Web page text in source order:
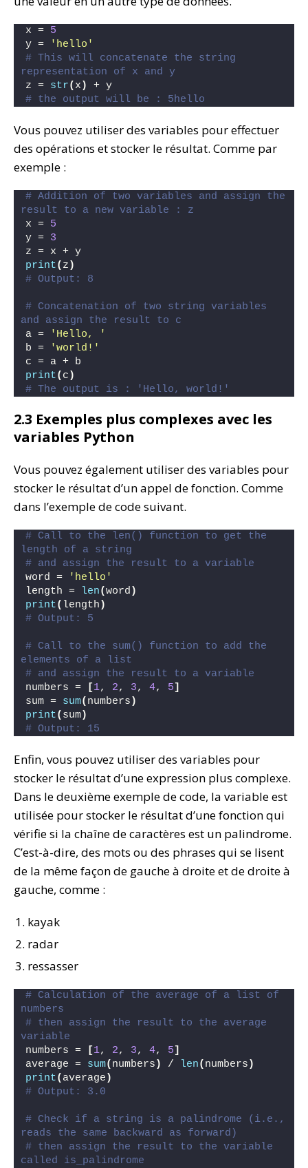
x = 5
y =
'hello'
# This will concatenate the string
representation of x and y
z = str( x )
+ y
# the output will be : 5hello
Vous pouvez utiliser des variables pour effectuer
des opérations et stocker le résultat. Comme par
exemple :
# Addition of two variables and assign the
result to a new variable : z
x = 5
y = 3
z = x + y
print( z )
# Output: 8
# Concatenation of two string variables
and assign the result to c
a =
'Hello, '
b =
'world!'
c = a + b
print( c )
# The output is : 'Hello, world!'
2.3 Exemples plus complexes avec les
variables Python
Vous pouvez également utiliser des variables pour
stocker le résultat d’un appel de fonction. Comme
dans l’exemple de code suivant.
# Call to the len() function to get the
length of a string
# and assign the result to a variable
word =
'hello'
length =
len(word )
print( length )
# Output: 5
# Call to the sum() function to add the
elements of a list
# and assign the result to a variable
numbers =
[1, 2, 3, 4, 5]
sum = sum( numbers )
print( sum)
# Output: 15
Enfin, vous pouvez utiliser des variables pour
stocker le résultat d’une expression plus complexe.
Dans le deuxième exemple de code, la variable est
utilisée pour stocker le résultat d’une fonction qui
vérifie si la chaîne de caractères est un palindrome.
C’est-à-dire, des mots ou des phrases qui se lisent
de la même façon de gauche à droite et de droite à
gauche, comme :
kayak
radar
ressasser
# Calculation of the average of a list of
numbers
# then assign the result to the average
variable
numbers =
[1, 2, 3, 4, 5]
average = sum( numbers ) / len( numbers )
print( average )
# Output: 3.0
# Check if a string is a palindrome (i.e.,
reads the same backward as forward)
# then assign the result to the variable
called is_palindrome